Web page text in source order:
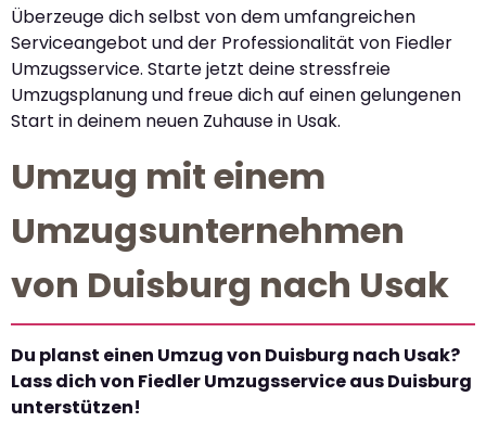
Überzeuge dich selbst von dem umfangreichen
Serviceangebot und der Professionalität von Fiedler
Umzugsservice. Starte jetzt deine stressfreie
Umzugsplanung und freue dich auf einen gelungenen
Start in deinem neuen Zuhause in Usak.
Umzug mit einem
Umzugsunternehmen
von Duisburg nach Usak
Du planst einen Umzug von Duisburg nach Usak?
Lass dich von Fiedler Umzugsservice aus Duisburg
unterstützen!